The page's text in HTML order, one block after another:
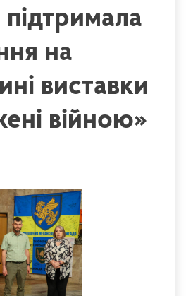
на
виставки
війною»